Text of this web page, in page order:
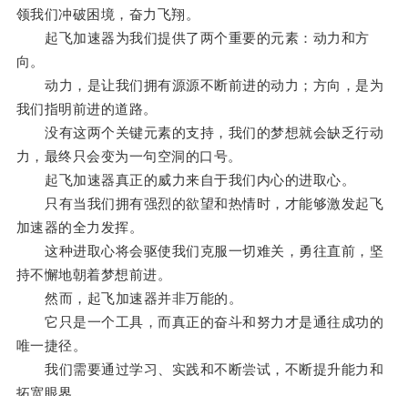
领我们冲破困境，奋力飞翔。
起飞加速器为我们提供了两个重要的元素：动力和方
向。
动力，是让我们拥有源源不断前进的动力；方向，是为
我们指明前进的道路。
没有这两个关键元素的支持，我们的梦想就会缺乏行动
力，最终只会变为一句空洞的口号。
起飞加速器真正的威力来自于我们内心的进取心。
只有当我们拥有强烈的欲望和热情时，才能够激发起飞
加速器的全力发挥。
这种进取心将会驱使我们克服一切难关，勇往直前，坚
持不懈地朝着梦想前进。
然而，起飞加速器并非万能的。
它只是一个工具，而真正的奋斗和努力才是通往成功的
唯一捷径。
我们需要通过学习、实践和不断尝试，不断提升能力和